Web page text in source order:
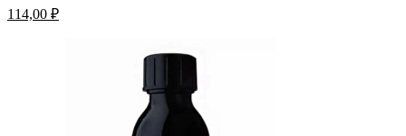
114,00 ₽